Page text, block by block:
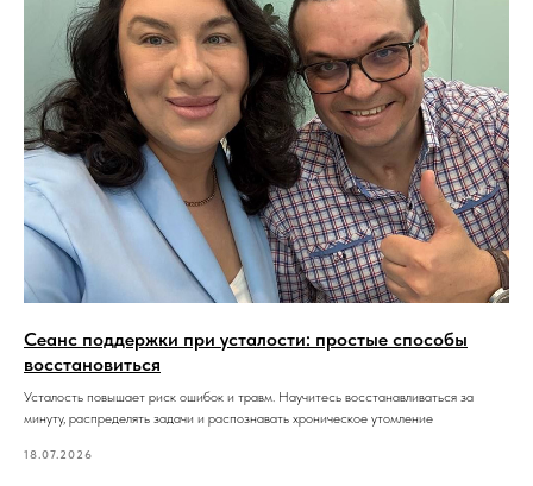
Сеанс поддержки при усталости: простые способы
восстановиться
Усталость повышает риск ошибок и травм. Научитесь восстанавливаться за
минуту, распределять задачи и распознавать хроническое утомление
18.07.2026